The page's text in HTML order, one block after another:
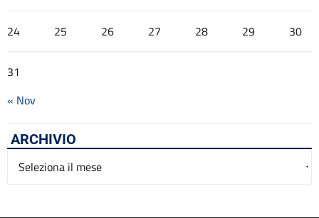
24 25 26 27 28 29 30
31
« Nov
ARCHIVIO
Archivio